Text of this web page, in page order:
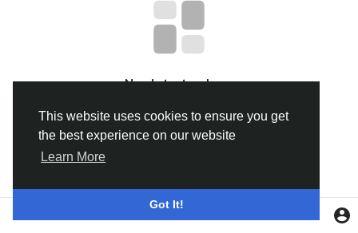
This website uses cookies to ensure you get
the best experience on our website
Learn More
Got It!
aimé les pages
Popular Posts
No data to show